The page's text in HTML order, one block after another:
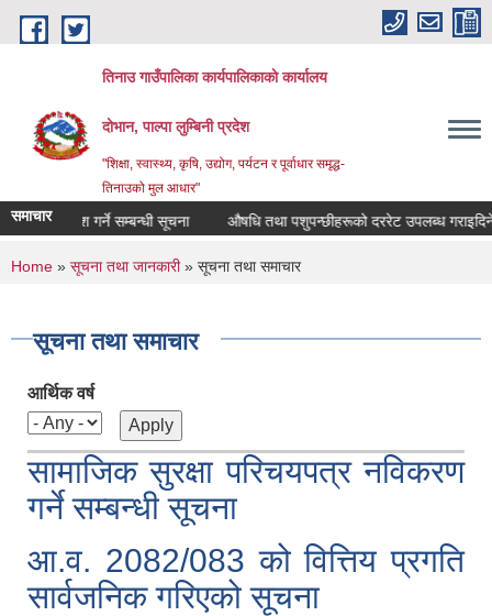
Skip to main content
तिनाउ गाउँपालिका कार्यपालिकाकाे कार्यालय
दोभान, पाल्पा लुम्बिनी प्रदेश
"शिक्षा, स्वास्थ्य, कृषि, उद्योग, पर्यटन र पूर्वाधार समृद्ध-
तिनाउको मुल आधार"
समाचारदररेट पेश गर्ने सम्बन्धी सूचना औषधि तथा पशुपन्छीहरूको दररेट उपलब्ध गराइदिने
You are here
Home » सूचना तथा जानकारी» सूचना तथा समाचार
सूचना तथा समाचार
आर्थिक वर्ष
सामाजिक सुरक्षा परिचयपत्र नविकरण
गर्ने सम्बन्धी सूचना
आ.व. 2082/083 को वित्तिय प्रगति
सार्वजनिक गरिएको सूचना